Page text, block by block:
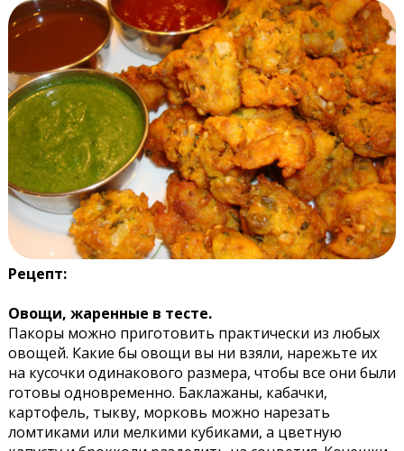
Рецепт:
Овощи, жаренные в тесте.
Пакоры можно приготовить практически из любых
овощей. Какие бы овощи вы ни взяли, нарежьте их
на кусочки одинакового размера, чтобы все они были
готовы одновременно. Баклажаны, кабачки,
картофель, тыкву, морковь можно нарезать
ломтиками или мелкими кубиками, а цветную